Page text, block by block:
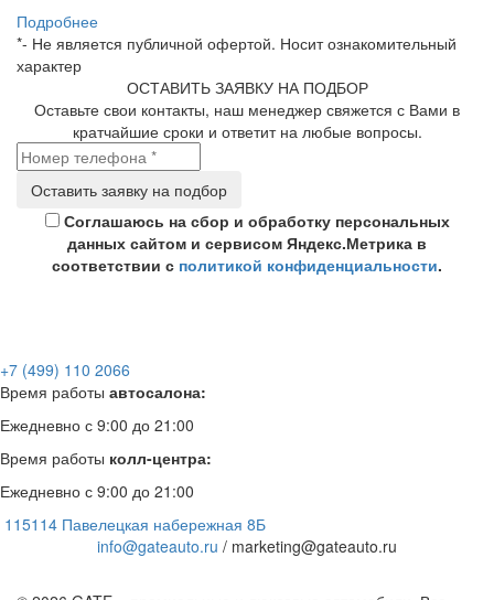
Подробнее
*- Не является публичной офертой. Носит ознакомительный
характер
ОСТАВИТЬ ЗАЯВКУ НА ПОДБОР
Оставьте свои контакты, наш менеджер свяжется с Вами в
кратчайшие сроки и ответит на любые вопросы.
Соглашаюсь на сбор и обработку персональных
данных сайтом и сервисом Яндекс.Метрика в
соответствии с политикой конфиденциальности.
+7 (499) 110 2066
Время работы автосалона:
Ежедневно с 9:00 до 21:00
Время работы колл-центра:
Ежедневно с 9:00 до 21:00
115114 Павелецкая набережная 8Б
info@gateauto.ru / marketing@gateauto.ru